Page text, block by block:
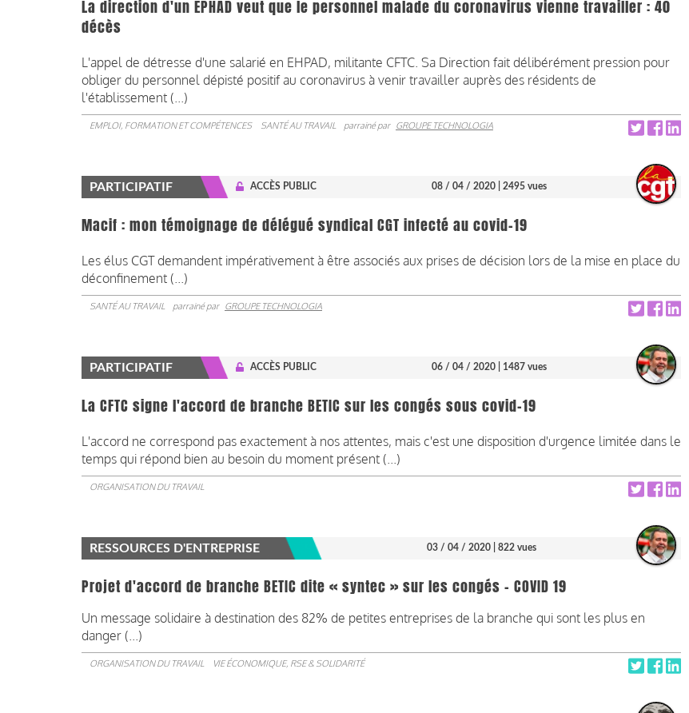
La direction d'un EPHAD veut que le personnel malade du coronavirus vienne travailler : 40
décès
L'appel de détresse d'une salarié en EHPAD, militante CFTC. Sa Direction fait délibérément pression pour
obliger du personnel dépisté positif au coronavirus à venir travailler auprès des résidents de
l'établissement (...)
EMPLOI, FORMATION ET COMPÉTENCES SANTÉ AU TRAVAIL parrainé par GROUPE TECHNOLOGIA
PARTICIPATIF ACCÈS PUBLIC 08 / 04 / 2020 | 2495 vues
Macif : mon témoignage de délégué syndical CGT infecté au covid-19
Les élus CGT demandent impérativement à être associés aux prises de décision lors de la mise en place du
déconfinement (...)
SANTÉ AU TRAVAIL parrainé par GROUPE TECHNOLOGIA
PARTICIPATIF ACCÈS PUBLIC 06 / 04 / 2020 | 1487 vues
La CFTC signe l'accord de branche BETIC sur les congés sous covid-19
L'accord ne correspond pas exactement à nos attentes, mais c'est une disposition d'urgence limitée dans le
temps qui répond bien au besoin du moment présent (...)
ORGANISATION DU TRAVAIL
RESSOURCES D'ENTREPRISE 03 / 04 / 2020 | 822 vues
Projet d'accord de branche BETIC dite « syntec » sur les congés - COVID 19
Un message solidaire à destination des 82% de petites entreprises de la branche qui sont les plus en
danger (...)
ORGANISATION DU TRAVAIL VIE ÉCONOMIQUE, RSE & SOLIDARITÉ